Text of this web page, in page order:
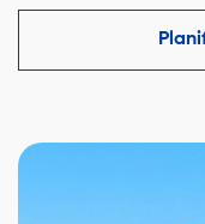
à Farnham est
aux institutions
d’un